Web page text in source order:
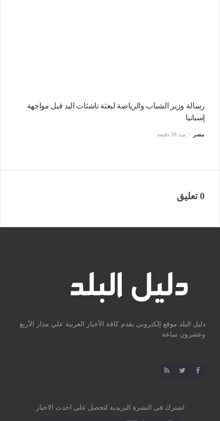
رسالة وزير الشباب والرياضة لبعثة ناشئات اليد قبل مواجهة
إسبانيا
مصر منذ 38 دقيقة
0 تعليق
دليل البلد موقع إلكتروني يقدم كافة الأخبار العربية علي مدار الأربع
وعشرون ساعة
اشترك فى النشرة البريدية لتحصل على احدث الاخبار